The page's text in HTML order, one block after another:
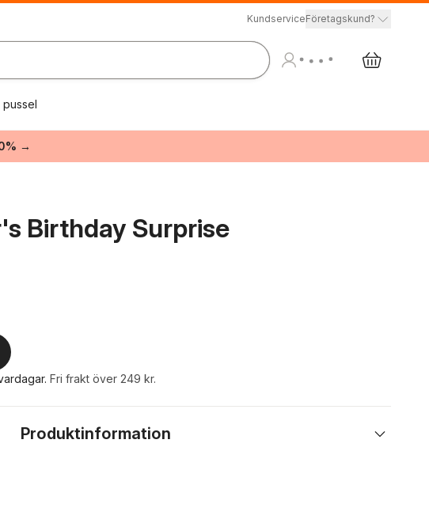
KundserviceFöretagskund?
→
Birthday Surprise
. Fri frakt över 249 kr.
Produktinformation